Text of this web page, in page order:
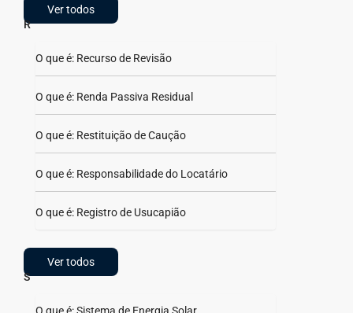
Ver todos
R
O que é: Recurso de Revisão
O que é: Renda Passiva Residual
O que é: Restituição de Caução
O que é: Responsabilidade do Locatário
O que é: Registro de Usucapião
Ver todos
S